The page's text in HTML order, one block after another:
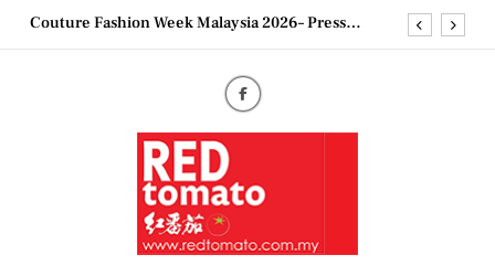
SkipCouture Fashion Week Malaysia 2026– Press
妈妈提供分享剖腹产复原历程的空间
2026 全国房地产大奖创历史纪录 见证马来西亚房
地产经纪行业蓬勃发展
Epson reinvents affordable printing with next-
generation EcoTank Series
Couture Fashion Week Malaysia 2026– Press
“See Her Heal – 1,000 Untold Stories” 为马来西亚